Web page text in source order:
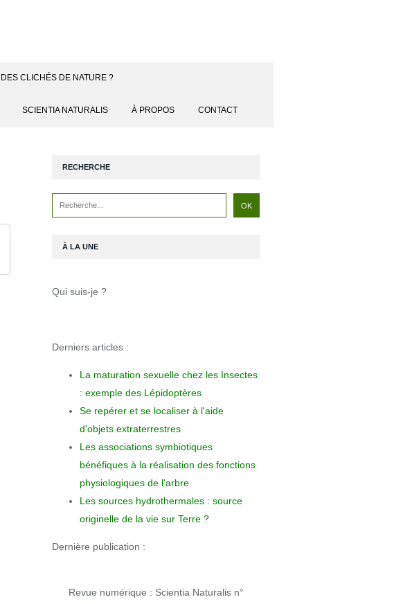
DES CLICHÉS DE NATURE ?
SCIENTIA NATURALIS À PROPOS CONTACT
RECHERCHE
À LA UNE
Qui suis-je ?
Derniers articles :
La maturation sexuelle chez les Insectes
: exemple des Lépidoptères
Se repérer et se localiser à l'aide
d'objets extraterrestres
Les associations symbiotiques
bénéfiques à la réalisation des fonctions
physiologiques de l'arbre
Les sources hydrothermales : source
originelle de la vie sur Terre ?
Dernière publication :
Revue numérique : Scientia Naturalis n°